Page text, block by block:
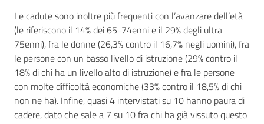
Le cadute sono inoltre più frequenti con l’avanzare dell’età
(le riferiscono il 14% dei 65-74enni e il 29% degli ultra
75enni), fra le donne (26,3% contro il 16,7% negli uomini), fra
le persone con un basso livello di istruzione (29% contro il
18% di chi ha un livello alto di istruzione) e fra le persone
con molte difficoltà economiche (33% contro il 18,5% di chi
non ne ha). Infine, quasi 4 intervistati su 10 hanno paura di
cadere, dato che sale a 7 su 10 fra chi ha già vissuto questo